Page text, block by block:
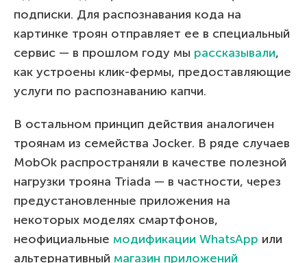
подписки. Для распознавания кода на
картинке троян отправляет ее в специальный
сервис — в прошлом году мы рассказывали,
как устроены клик-фермы, предоставляющие
услуги по распознаванию капчи.
В остальном принцип действия аналогичен
троянам из семейства Jocker. В ряде случаев
MobOk распространяли в качестве полезной
нагрузки трояна Triada — в частности, через
предустановленные приложения на
некоторых моделях смартфонов,
неофициальные модификации WhatsApp или
альтернативный магазин приложений